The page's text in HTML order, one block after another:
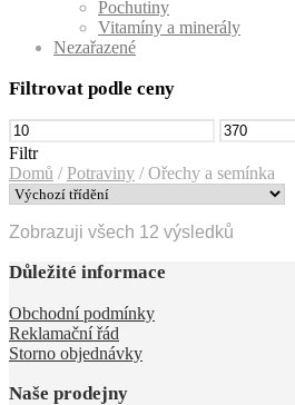
Pochutiny
Vitamíny a minerály
Nezařazené
Filtrovat podle ceny
Minimální
cena
Maximální
cena
Filtr
Domů / Potraviny /Ořechy a semínka
Zobrazuji všech 12 výsledků
Důležité informace
Obchodní podmínky
Reklamační řád
Storno objednávky
Naše prodejny